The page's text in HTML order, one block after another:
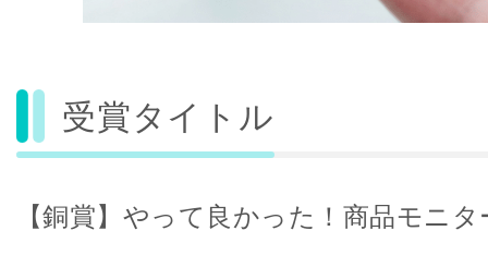
受賞タイトル
【銅賞】やって良かった！商品モニタ